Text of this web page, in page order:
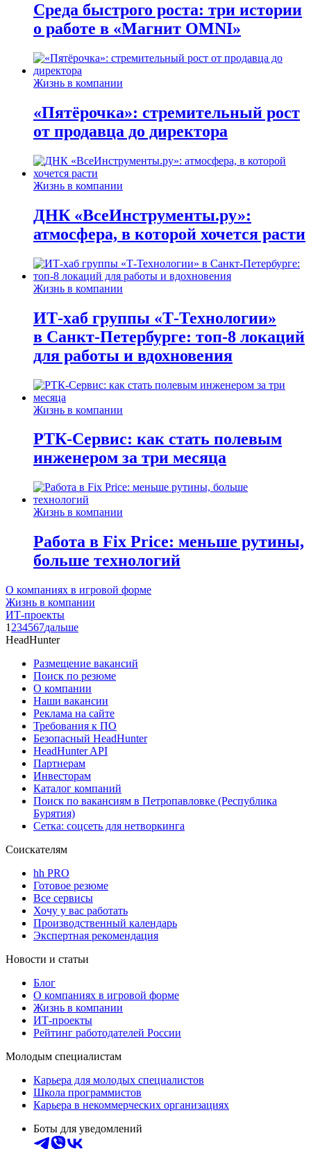
Среда быстрого роста: три истории
о работе в «Магнит OMNI»
Жизнь в компании
«Пятёрочка»: стремительный рост
от продавца до директора
Жизнь в компании
ДНК «ВсеИнструменты.ру»:
атмосфера, в которой хочется расти
Жизнь в компании
ИТ-хаб группы «Т-Технологии»
в Санкт-Петербурге: топ-8 локаций
для работы и вдохновения
Жизнь в компании
РТК-Сервис: как стать полевым
инженером за три месяца
Жизнь в компании
Работа в Fix Price: меньше рутины,
больше технологий
О компаниях в игровой форме
Жизнь в компании
ИТ-проекты
1 234567дальше
HeadHunter
Размещение вакансий
Поиск по резюме
О компании
Наши вакансии
Реклама на сайте
Требования к ПО
Безопасный HeadHunter
HeadHunter API
Партнерам
Инвесторам
Каталог компаний
Поиск по вакансиям в Петропавловке (Республика
Бурятия)
Сетка: соцсеть для нетворкинга
Соискателям
hh PRO
Готовое резюме
Все сервисы
Хочу у вас работать
Производственный календарь
Экспертная рекомендация
Новости и статьи
Блог
О компаниях в игровой форме
Жизнь в компании
ИТ-проекты
Рейтинг работодателей России
Молодым специалистам
Карьера для молодых специалистов
Школа программистов
Карьера в некоммерческих организациях
Боты для уведомлений